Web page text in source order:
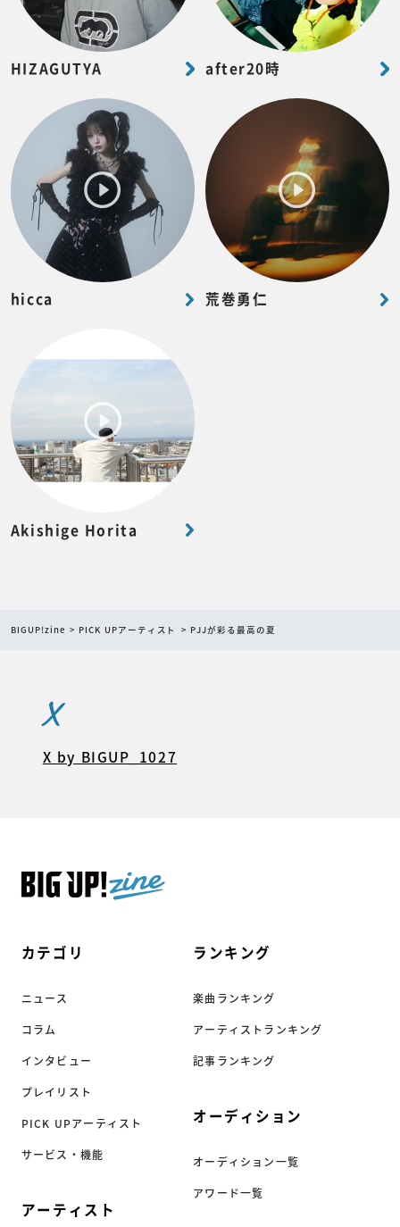
HIZAGUTYA after20時
hicca 荒巻勇仁
Akishige Horita
BIGUP!zine PICK UPアーティスト PJJが彩る最高の夏
カテゴリ
ニュース
コラム
インタビュー
プレイリスト
PICK UPアーティスト
サービス・機能
アーティスト
ランキング
楽曲ランキング
アーティストランキング
記事ランキング
オーディション
オーディション一覧
アワード一覧
X
X by BIGUP_1027